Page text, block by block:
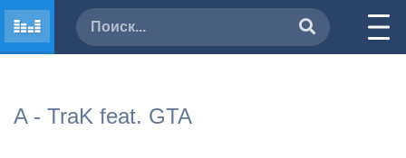
A - TraK feat. GTA